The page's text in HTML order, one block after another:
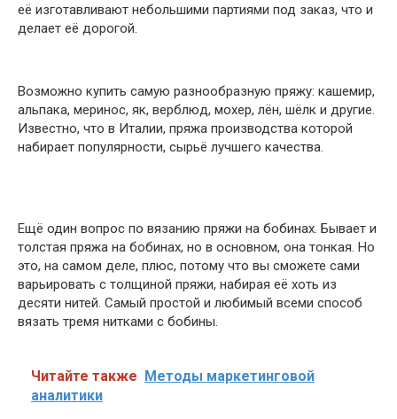
её изготавливают небольшими партиями под заказ, что и
делает её дорогой.
Возможно купить самую разнообразную пряжу: кашемир,
альпака, меринос, як, верблюд, мохер, лён, шёлк и другие.
Известно, что в Италии, пряжа производства которой
набирает популярности, сырьё лучшего качества.
Ещё один вопрос по вязанию пряжи на бобинах. Бывает и
толстая пряжа на бобинах, но в основном, она тонкая. Но
это, на самом деле, плюс, потому что вы сможете сами
варьировать с толщиной пряжи, набирая её хоть из
десяти нитей. Самый простой и любимый всеми способ
вязать тремя нитками с бобины.
Читайте также Методы маркетинговой
аналитики